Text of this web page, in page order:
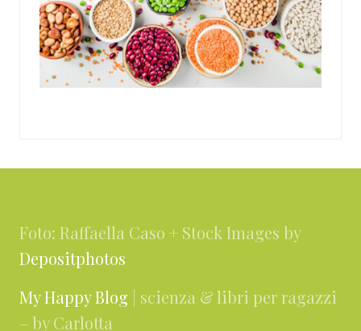
Foto: Raffaella Caso + Stock Images by
Depositphotos
My Happy Blog | scienza & libri per ragazzi
– by Carlotta